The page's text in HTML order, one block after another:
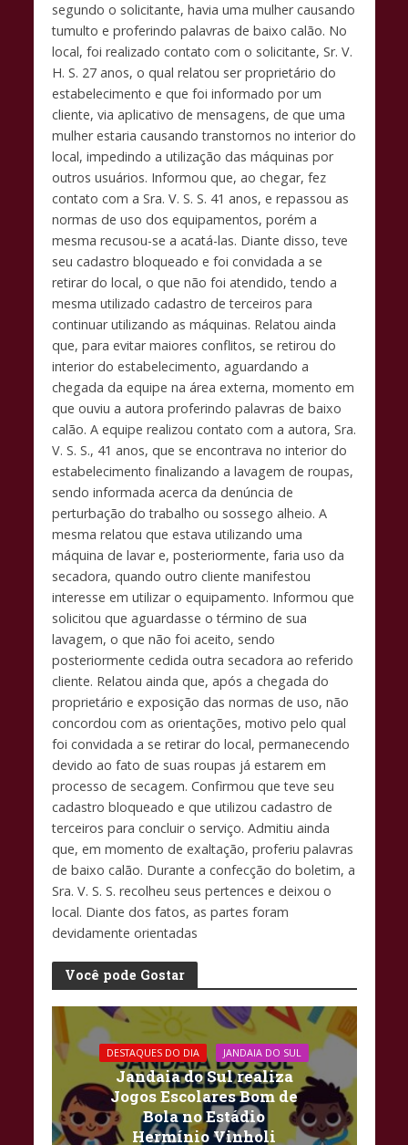
segundo o solicitante, havia uma mulher causando
tumulto e proferindo palavras de baixo calão. No
local, foi realizado contato com o solicitante, Sr. V.
H. S. 27 anos, o qual relatou ser proprietário do
estabelecimento e que foi informado por um
cliente, via aplicativo de mensagens, de que uma
mulher estaria causando transtornos no interior do
local, impedindo a utilização das máquinas por
outros usuários. Informou que, ao chegar, fez
contato com a Sra. V. S. S. 41 anos, e repassou as
normas de uso dos equipamentos, porém a
mesma recusou-se a acatá-las. Diante disso, teve
seu cadastro bloqueado e foi convidada a se
retirar do local, o que não foi atendido, tendo a
mesma utilizado cadastro de terceiros para
continuar utilizando as máquinas. Relatou ainda
que, para evitar maiores conflitos, se retirou do
interior do estabelecimento, aguardando a
chegada da equipe na área externa, momento em
que ouviu a autora proferindo palavras de baixo
calão. A equipe realizou contato com a autora, Sra.
V. S. S., 41 anos, que se encontrava no interior do
estabelecimento finalizando a lavagem de roupas,
sendo informada acerca da denúncia de
perturbação do trabalho ou sossego alheio. A
mesma relatou que estava utilizando uma
máquina de lavar e, posteriormente, faria uso da
secadora, quando outro cliente manifestou
interesse em utilizar o equipamento. Informou que
solicitou que aguardasse o término de sua
lavagem, o que não foi aceito, sendo
posteriormente cedida outra secadora ao referido
cliente. Relatou ainda que, após a chegada do
proprietário e exposição das normas de uso, não
concordou com as orientações, motivo pelo qual
foi convidada a se retirar do local, permanecendo
devido ao fato de suas roupas já estarem em
processo de secagem. Confirmou que teve seu
cadastro bloqueado e que utilizou cadastro de
terceiros para concluir o serviço. Admitiu ainda
que, em momento de exaltação, proferiu palavras
de baixo calão. Durante a confecção do boletim, a
Sra. V. S. S. recolheu seus pertences e deixou o
local. Diante dos fatos, as partes foram
devidamente orientadas
Você pode Gostar
DESTAQUES DO DIA JANDAIA DO SUL
Jandaia do Sul realiza
Jogos Escolares Bom de
Bola no Estádio
Hermínio Vinholi